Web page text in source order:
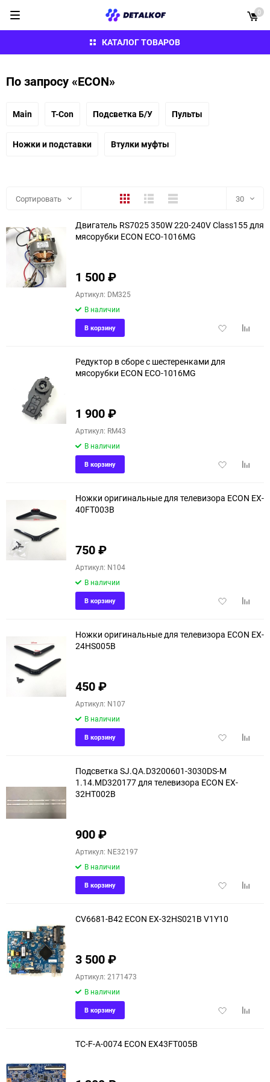
КАТАЛОГ ТОВАРОВ
0
По запросу «ECON»
Main T-Con Подсветка Б/У Пульты
Ножки и подставки Втулки муфты
Сортировать ПлиткаПодробноКомпактно 30
30
Двигатель RS7025 350W 220-240V Class155 для
мясорубки ECON ECO-1016MG
1 500₽
Артикул: DM325
В наличии
Добавить
В корзину
Редуктор в сборе с шестеренками для
мясорубки ECON ECO-1016MG
1 900₽
Артикул: RM43
В наличии
Добавить
В корзину
Ножки оригинальные для телевизора ECON EX-
40FT003B
750₽
Артикул: N104
В наличии
Добавить
В корзину
Ножки оригинальные для телевизора ECON EX-
24HS005B
450₽
Артикул: N107
В наличии
Добавить
В корзину
Подсветка SJ.QA.D3200601-3030DS-M
1.14.MD320177 для телевизора ECON EX-
32HT002B
900₽
Артикул: NE32197
В наличии
Добавить
В корзину
CV6681-B42 ECON EX-32HS021B V1Y10
3 500₽
Артикул: 2171473
В наличии
Добавить
В корзину
TC-F-A-0074 ECON EX43FT005B